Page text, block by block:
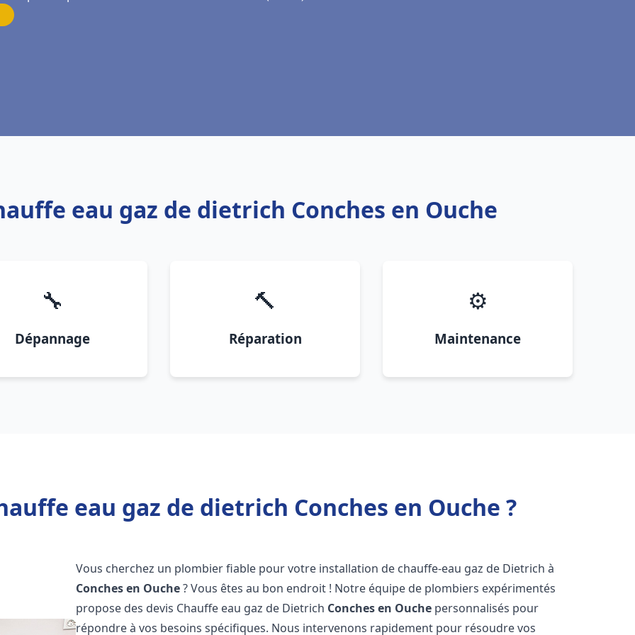
eau gaz de dietrich Conches en Ouche
🔧
Dépannage
🔨
Réparation
⚙️
Maintenance
eau gaz de dietrich Conches en Ouche ?
Vous cherchez un plombier fiable pour votre installation de chauffe-eau gaz de Dietrich à
Conches en Ouche? Vous êtes au bon endroit ! Notre équipe de plombiers expérimentés
propose des devis Chauffe eau gaz de Dietrich Conches en Ouche personnalisés pour
répondre à vos besoins spécifiques. Nous intervenons rapidement pour résoudre vos